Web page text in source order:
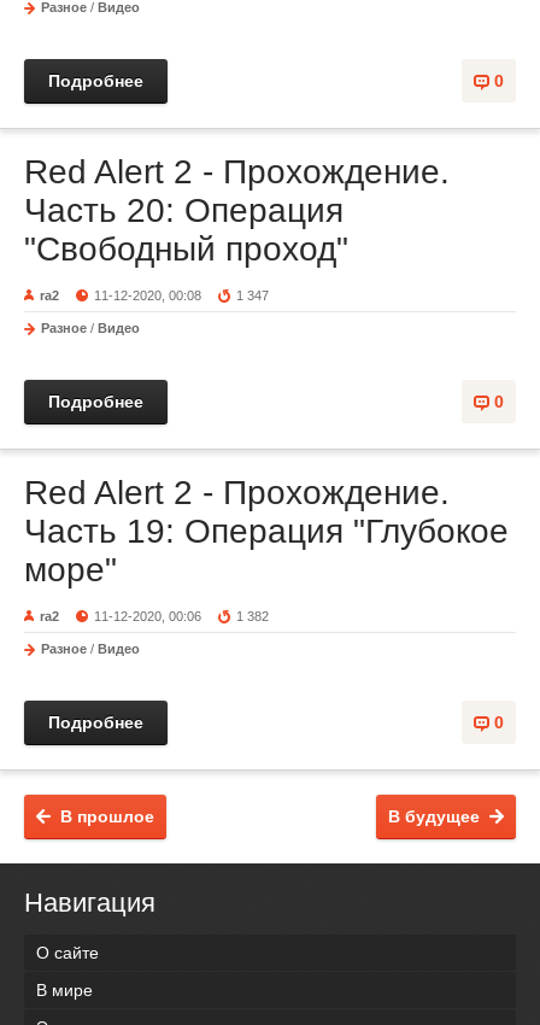
Разное / Видео
0
Подробнее
Red Alert 2 - Прохождение.
Часть 20: Операция
"Свободный проход"
ra2 11-12-2020, 00:08 1 347
Разное / Видео
0
Подробнее
Red Alert 2 - Прохождение.
Часть 19: Операция "Глубокое
море"
ra2 11-12-2020, 00:06 1 382
Разное / Видео
0
Подробнее
В будущее
В прошлое
Навигация
О сайте
В мире